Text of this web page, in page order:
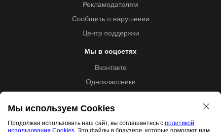
Рекламодателям
Сообщить о нарушении
Центр поддержки
Мы в соцсетях
Вконтакте
Одноклассники
Мы используем Cookies
Продолжая использовать наш сайт, вы соглашаетесь с политикой
использования Cookies . Это файлы в браузере, которые помогают нам